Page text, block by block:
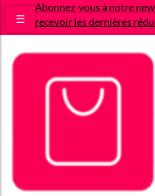
Abonnez-vous à notre
recevoir les dernières
☰